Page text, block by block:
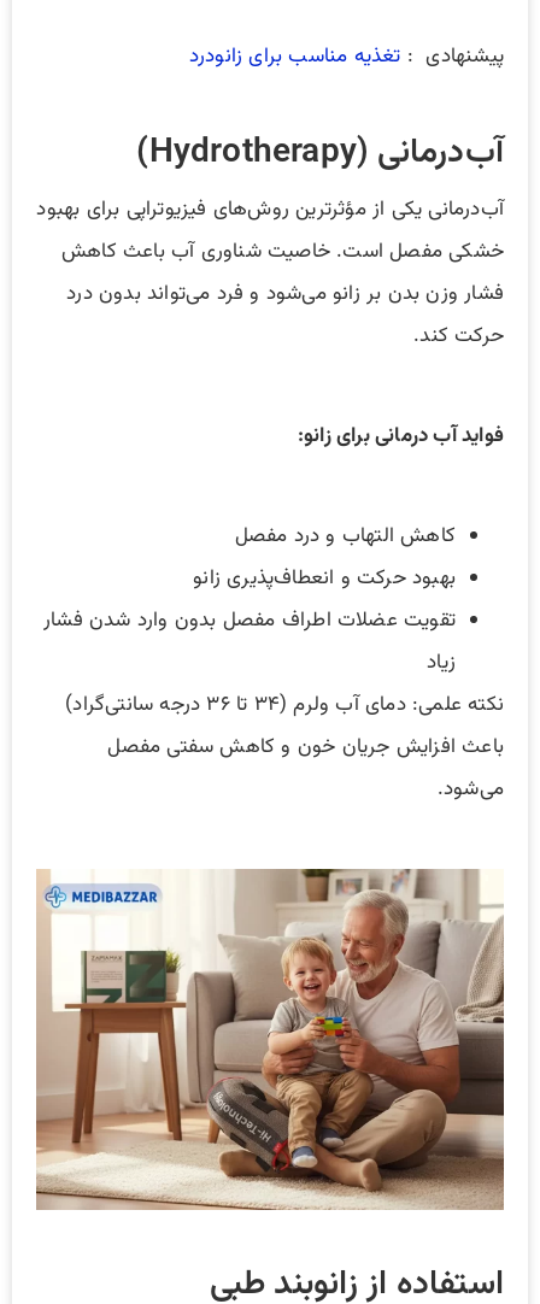
پیشنهادی : تغذیه مناسب برای زانودرد
آب‌درمانی (Hydrotherapy)
آب‌درمانی یکی از مؤثرترین روش‌های فیزیوتراپی برای بهبود
خشکی مفصل است. خاصیت شناوری آب باعث کاهش
فشار وزن بدن بر زانو می‌شود و فرد می‌تواند بدون درد
حرکت کند.
فواید آب‌ درمانی برای زانو:
کاهش التهاب و درد مفصل
بهبود حرکت و انعطاف‌پذیری زانو
تقویت عضلات اطراف مفصل بدون وارد شدن فشار
زیاد
نکته علمی: دمای آب ولرم (۳۴ تا ۳۶ درجه سانتی‌گراد)
باعث افزایش جریان خون و کاهش سفتی مفصل
می‌شود.
استفاده از زانوبند طبی